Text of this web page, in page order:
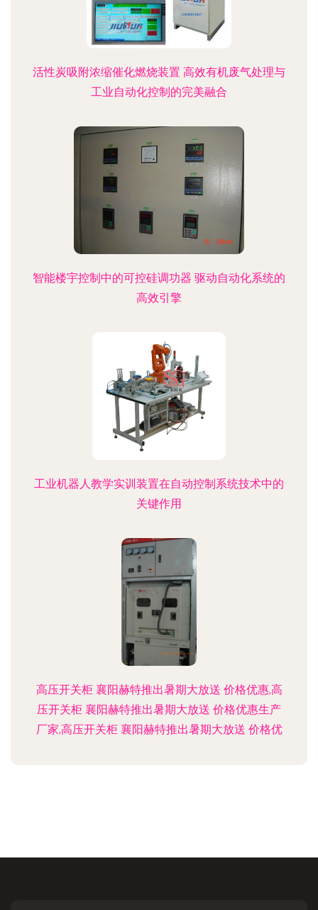
活性炭吸附浓缩催化燃烧装置 高效有机废气处理与
工业自动化控制的完美融合
智能楼宇控制中的可控硅调功器 驱动自动化系统的
高效引擎
工业机器人教学实训装置在自动控制系统技术中的
关键作用
高压开关柜 襄阳赫特推出暑期大放送 价格优惠,高
压开关柜 襄阳赫特推出暑期大放送 价格优惠生产
厂家,高压开关柜 襄阳赫特推出暑期大放送 价格优